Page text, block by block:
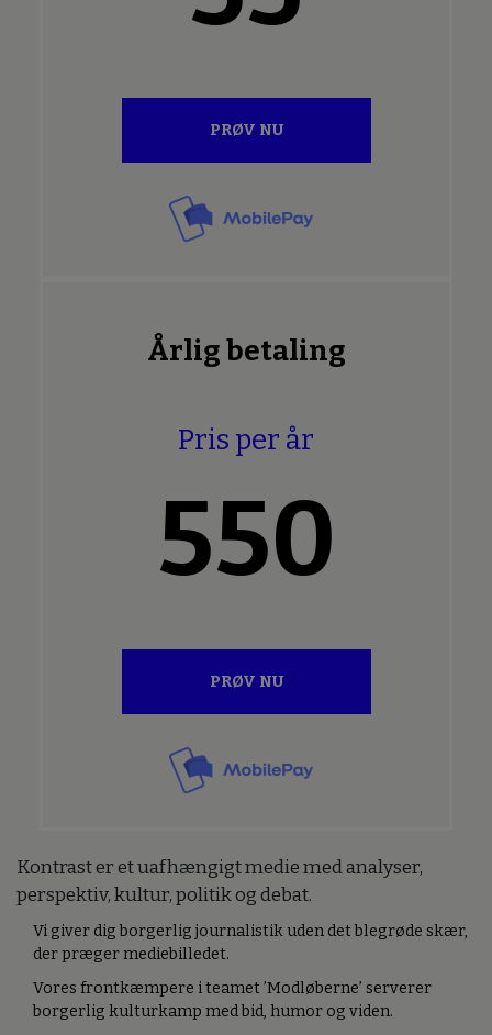
PRØV NU
Årlig betaling
Pris per år
550
PRØV NU
Kontrast er et uafhængigt medie med analyser,
perspektiv, kultur, politik og debat.
Vi giver dig borgerlig journalistik uden det blegrøde skær,
der præger mediebilledet.
Vores frontkæmpere i teamet ’Modløberne’ serverer
borgerlig kulturkamp med bid, humor og viden.